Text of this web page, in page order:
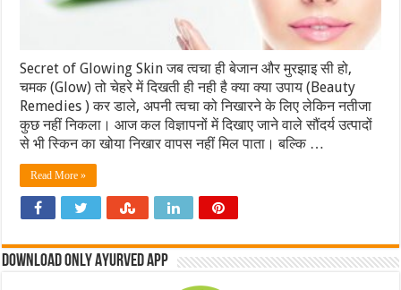
Secret of Glowing Skin जब त्वचा ही बेजान और मुरझाइ सी हो,
चमक (Glow) तो चेहरे में दिखती ही नही है क्या क्या उपाय (Beauty
Remedies ) कर डाले, अपनी त्वचा को निखारने के लिए लेकिन नतीजा
कुछ नहीं निकला। आज कल विज्ञापनों में दिखाए जाने वाले सौंदर्य उत्पादों
से भी स्किन का खोया निखार वापस नहीं मिल पाता। बल्कि …
Read More »
Download Only Ayurved App